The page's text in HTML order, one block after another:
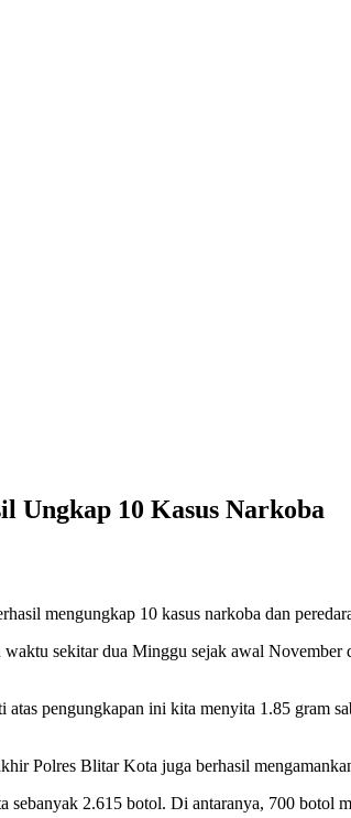
Ungkap 10 Kasus Narkoba
mengungkap 10 kasus narkoba dan
sekitar dua Minggu sejak awal November
atas pengungkapan ini kita menyita 1.85
Polres Blitar Kota juga berhasil
sebanyak 2.615 botol. Di antaranya, 700